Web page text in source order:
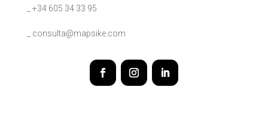
_ +34 605 34 33 95
_ consulta@mapsike.com